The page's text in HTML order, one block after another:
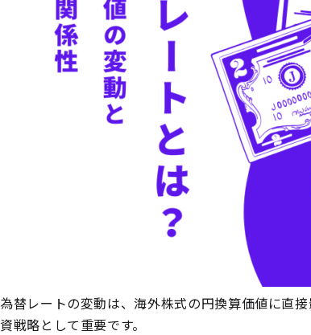
為替レートの変動は、海外株式の円換算価値に直
資戦略として重要です。